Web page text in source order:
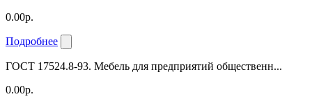
0.00р.
Подробнее
ГОСТ 17524.8-93. Мебель для предприятий общественн...
0.00р.